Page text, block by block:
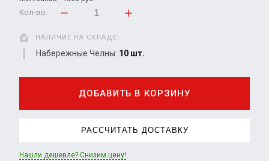
Кол-во:
НАЛИЧИЕ НА СКЛАДЕ:
Набережные Челны: 10 шт.
ДОБАВИТЬ В КОРЗИНУ
РАССЧИТАТЬ ДОСТАВКУ
Нашли дешевле? Снизим цену!